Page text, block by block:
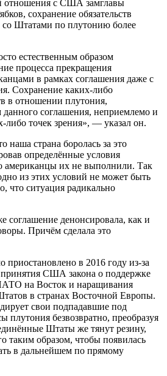
отношения с США замглавы
сохранение обязательств
Штатами по плутонию более
естественным образом
процесса прекращения
в рамках соглашения даже с
Сохранение каких-либо
в отношении плутония,
соглашения, неприемлемо и
либо точек зрения», — указал он.
наша страна боролась за это
определённые условия
американцы их не выполнили. Так
из этих условий не может быть
что ситуация радикально
соглашение денонсировала, как и
Причём сделала это
приостановлено в 2016 году из-за
США закона о поддержке
на Восток и наращивания
в странах Восточной Европы.
свои подпадавшие под
плутония безвозвратно, преобразуя
Штаты же тянут резину,
таким образом, чтобы появилась
в дальнейшем по прямому